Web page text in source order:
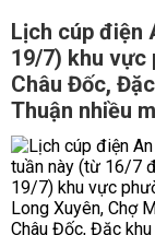
Lịch cúp điện
19/7) khu vực
Châu Đốc,
Thuận nhiều